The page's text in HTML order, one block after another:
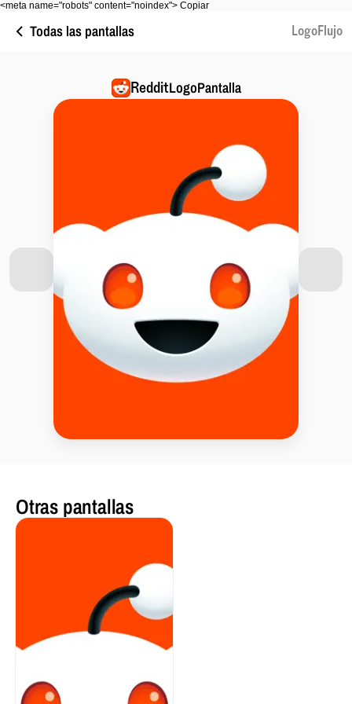
<meta name="robots" content="noindex"> Copiar
Todas las pantallas LogoFlujo
RedditLogoPantalla
Otras pantallas